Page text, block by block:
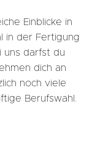
Einblicke in
in der Fertigung
uns darfst du
dich an
noch viele
Berufswahl.